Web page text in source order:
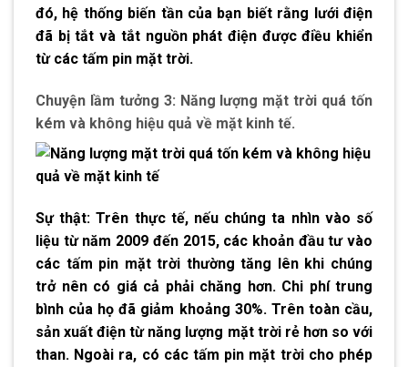
đó, hệ thống biến tần của bạn biết rằng lưới điện
đã bị tắt và tắt nguồn phát điện được điều khiển
từ các tấm pin mặt trời.
Chuyện lầm tưởng 3: Năng lượng mặt trời quá tốn
kém và không hiệu quả về mặt kinh tế.
Sự thật: Trên thực tế, nếu chúng ta nhìn vào số
liệu từ năm 2009 đến 2015, các khoản đầu tư vào
các tấm pin mặt trời thường tăng lên khi chúng
trở nên có giá cả phải chăng hơn. Chi phí trung
bình của họ đã giảm khoảng 30%. Trên toàn cầu,
sản xuất điện từ năng lượng mặt trời rẻ hơn so với
than. Ngoài ra, có các tấm pin mặt trời cho phép